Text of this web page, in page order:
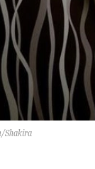
Shakira